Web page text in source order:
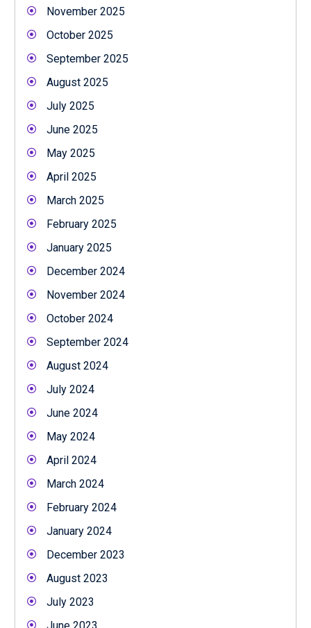
November 2025
October 2025
September 2025
August 2025
July 2025
June 2025
May 2025
April 2025
March 2025
February 2025
January 2025
December 2024
November 2024
October 2024
September 2024
August 2024
July 2024
June 2024
May 2024
April 2024
March 2024
February 2024
January 2024
December 2023
August 2023
July 2023